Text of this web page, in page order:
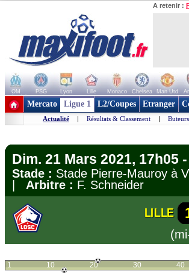
A retenir :
OM PSG Lyon Lille Monaco Chelsea Man Utd
+ de clubs
Mercato Ligue 1 L2/Coupes Etranger
Actualité | Résultats & Classement | Buteurs
Dim. 21 Mars 2021, 17h05
Stade : Stade Pierre-Mauroy
Arbitre : F. Schneider
LILLE
1 10 20 30 40